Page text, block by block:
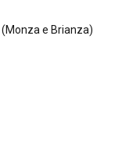
e Brianza)